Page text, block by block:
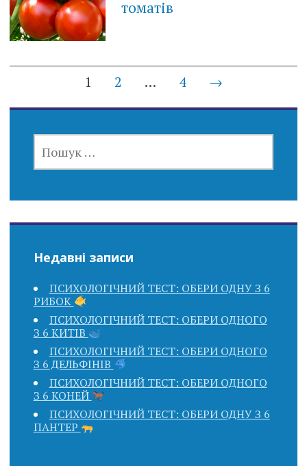
томатів
navigation
1 2 … 4 →
Недавні записи
ПСИХОЛОГІЧНИЙ ТЕСТ: ОБЕРИ ОДНУ З 6
РИБОК
ПСИХОЛОГІЧНИЙ ТЕСТ: ОБЕРИ ОДНОГО
З 6 КИТІВ
ПСИХОЛОГІЧНИЙ ТЕСТ: ОБЕРИ ОДНОГО
З 6 ДЕЛЬФІНІВ
ПСИХОЛОГІЧНИЙ ТЕСТ: ОБЕРИ ОДНОГО
З 6 КОНЕЙ
ПСИХОЛОГІЧНИЙ ТЕСТ: ОБЕРИ ОДНУ З 6
ПАНТЕР